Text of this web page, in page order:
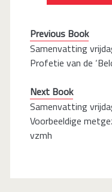
Previous Book
Samenvatting
Profetie van de
Next Book
Samenvatting
Voorbeeldige
vzmh